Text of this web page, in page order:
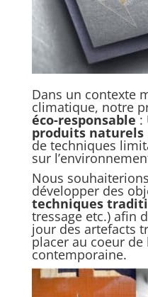
Dans un contexte
climatique, notre
éco-responsable:
produits naturels
de techniques
sur
Nous
développer des
techniques
tressage etc.) afin
jour des artefacts
placer au coeur de
contemporaine.